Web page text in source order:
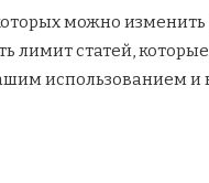
можно
лимит статей,
использованием и